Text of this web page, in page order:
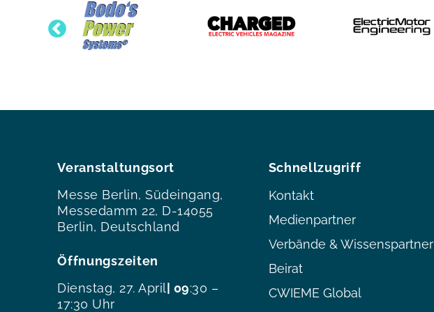
Veranstaltungsort
Messe Berlin, Südeingang,
Messedamm 22, D-14055
Berlin, Deutschland
Öffnungszeiten
Dienstag, 27. April | 09:30 –
17:30 Uhr
Schnellzugriff
Kontakt
Medienpartner
Verbände & Wissenspartner
Beirat
CWIEME Global